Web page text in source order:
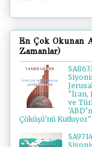
En Çok Okunan
Zamanlar)
"İran,
ve
Çöküşü'nü Kutluyor"